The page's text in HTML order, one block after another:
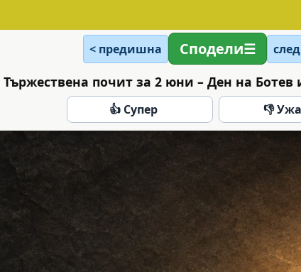
< предишна Сподели
Тържествена почит за 2 юни – Ден на Ботев
👍 Супер 👎